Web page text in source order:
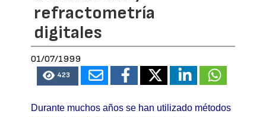
refractometría
digitales
01/07/1999
423
Durante muchos años se han utilizado métodos